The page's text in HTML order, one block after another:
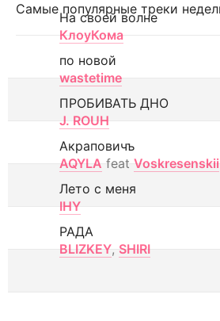
Самые популярные треки
На своей волне
КлоуКома
по новой
wastetime
ПРОБИВАТЬ ДНО
J. ROUH
Акраповичъ
AQYLA feat Voskresenskii
Лето с меня
IHY
РАДА
BLIZKEY, SHIRI